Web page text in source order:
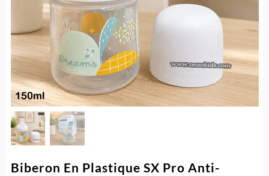
Biberon En Plastique SX Pro Anti-